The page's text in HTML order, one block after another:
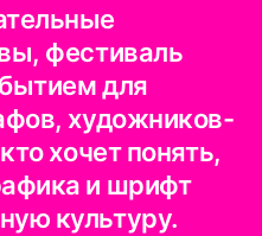
фестиваль
для
художников-
хочет понять,
и шрифт
культуру.